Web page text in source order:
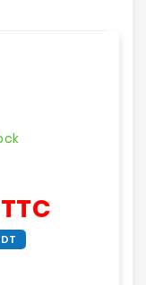
TTC